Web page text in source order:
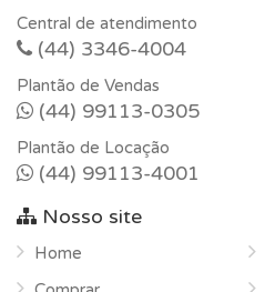
Central de atendimento
(44) 3346-4004
Plantão de Vendas
(44) 99113-0305
Plantão de Locação
(44) 99113-4001
Nosso site
Home